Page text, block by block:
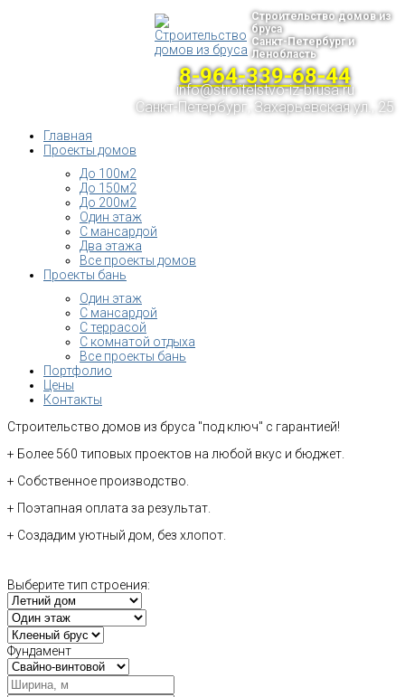
Строительство домов из
бруса
Санкт-Петербург и
Ленобласть
8-964-339-68-44
info@stroitelstvo-iz-brusa.ru
Санкт-Петербург, Захарьевская ул., 25
Главная
Проекты домов
До 100м2
До 150м2
До 200м2
Один этаж
С мансардой
Два этажа
Все проекты домов
Проекты бань
Один этаж
С мансардой
С террасой
С комнатой отдыха
Все проекты бань
Портфолио
Цены
Контакты
Строительство домов из бруса "под ключ" с гарантией!
+ Более 560 типовых проектов на любой вкус и бюджет.
+ Собственное производство.
+ Поэтапная оплата за результат.
+ Создадим уютный дом, без хлопот.
Выберите тип строения:
Фундамент